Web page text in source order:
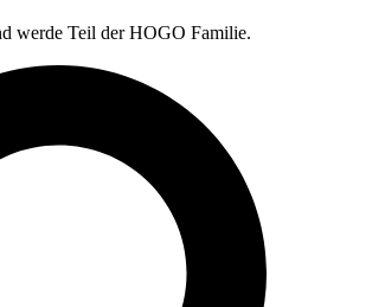
werde Teil der HOGO Familie.